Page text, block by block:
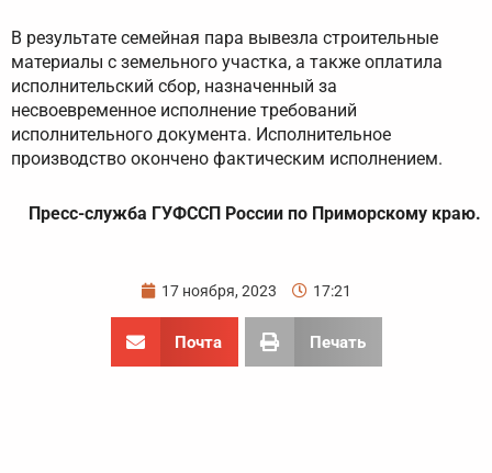
В результате семейная пара вывезла строительные
материалы с земельного участка, а также оплатила
исполнительский сбор, назначенный за
несвоевременное исполнение требований
исполнительного документа. Исполнительное
производство окончено фактическим исполнением.
Пресс-служба ГУФССП России по Приморскому краю.
17 ноября, 2023 17:21
Почта Печать